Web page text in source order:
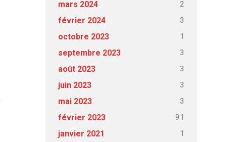
mars 2024 2
février 2024 3
octobre 2023 1
septembre 2023 3
août 2023 3
juin 2023 3
mai 2023 3
février 2023 91
janvier 2021 1